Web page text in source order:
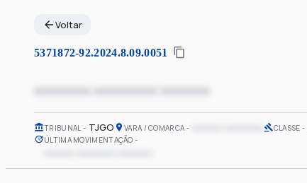
Voltar
5371872-92.2024.8.09.0051
xxxxxxxx xxxxxxxxx xxxxxxx
TRIBUNAL TJGO VARA / COMARCA CLASSE
ÚLTIMA MOVIMENTAÇÃO